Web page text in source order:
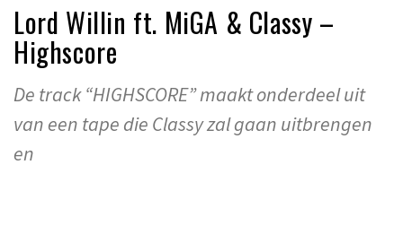
Lord Willin ft. MiGA & Classy –
Highscore
De track “HIGHSCORE” maakt onderdeel uit
van een tape die Classy zal gaan uitbrengen
en